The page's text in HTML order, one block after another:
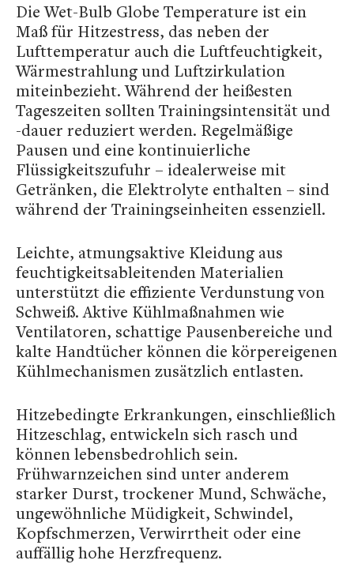
Die Wet-Bulb Globe Temperature ist ein
Maß für Hitzestress, das neben der
Lufttemperatur auch die Luftfeuchtigkeit,
Wärmestrahlung und Luftzirkulation
miteinbezieht. Während der heißesten
Tageszeiten sollten Trainingsintensität und
-dauer reduziert werden. Regelmäßige
Pausen und eine kontinuierliche
Flüssigkeitszufuhr – idealerweise mit
Getränken, die Elektrolyte enthalten – sind
während der Trainingseinheiten essenziell.
Leichte, atmungsaktive Kleidung aus
feuchtigkeitsableitenden Materialien
unterstützt die effiziente Verdunstung von
Schweiß. Aktive Kühlmaßnahmen wie
Ventilatoren, schattige Pausenbereiche und
kalte Handtücher können die körpereigenen
Kühlmechanismen zusätzlich entlasten.
Hitzebedingte Erkrankungen, einschließlich
Hitzeschlag, entwickeln sich rasch und
können lebensbedrohlich sein.
Frühwarnzeichen sind unter anderem
starker Durst, trockener Mund, Schwäche,
ungewöhnliche Müdigkeit, Schwindel,
Kopfschmerzen, Verwirrtheit oder eine
auffällig hohe Herzfrequenz.